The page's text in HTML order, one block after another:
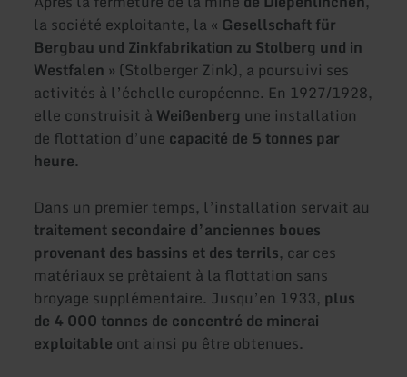
la société exploitante, la « Gesellschaft für
Bergbau und Zinkfabrikation zu Stolberg und in
Westfalen » (Stolberger Zink), a poursuivi ses
activités à l’échelle européenne. En 1927/1928,
elle construisit à Weißenberg une installation
de flottation d’une capacité de 5 tonnes par
heure.
Dans un premier temps, l’installation servait au
traitement secondaire d’anciennes boues
provenant des bassins et des terrils, car ces
matériaux se prêtaient à la flottation sans
broyage supplémentaire. Jusqu’en 1933, plus
de 4 000 tonnes de concentré de minerai
exploitable ont ainsi pu être obtenues.